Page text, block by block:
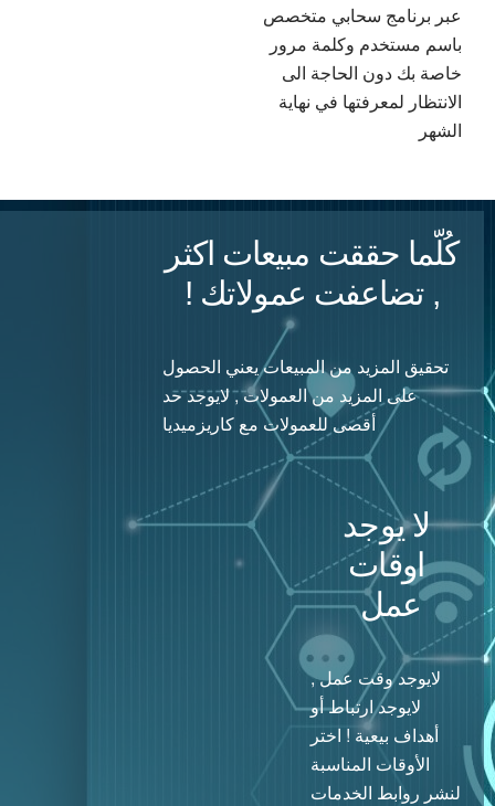
عبر برنامج سحابي متخصص
باسم مستخدم وكلمة مرور
خاصة بك دون الحاجة الى
الانتظار لمعرفتها في نهاية
الشهر
كُلّما حققت مبيعات اكثر
, تضاعفت عمولاتك !
تحقيق المزيد من المبيعات يعني الحصول
على المزيد من العمولات , لايوجد حد
أقصى للعمولات مع كاريزميديا
لا يوجد
اوقات
عمل
لايوجد وقت عمل ,
لايوجد ارتباط أو
أهداف بيعية ! اختر
الأوقات المناسبة
لنشر روابط الخدمات